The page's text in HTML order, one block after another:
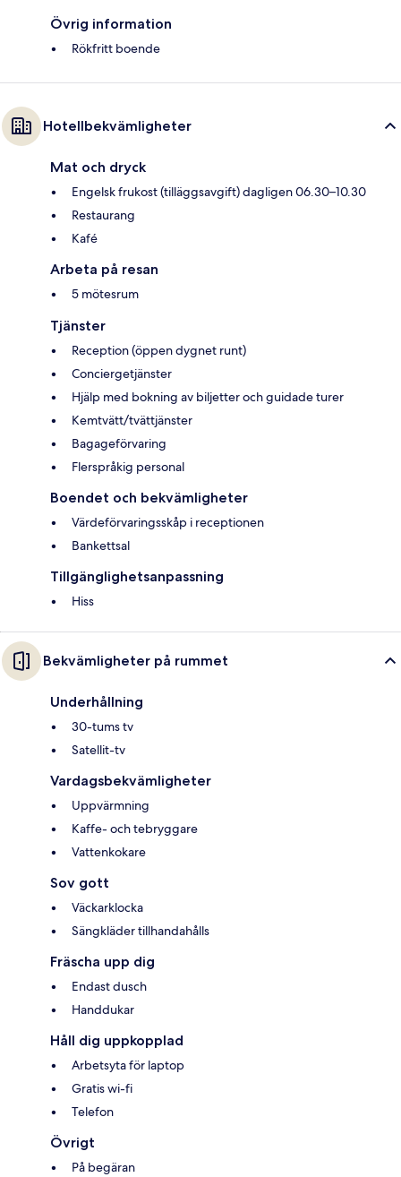
Övrig information
Rökfritt boende
Hotellbekvämligheter
Mat och dryck
Engelsk frukost (tilläggsavgift) dagligen 06.30–10.30
Restaurang
Kafé
Arbeta på resan
5 mötesrum
Tjänster
Reception (öppen dygnet runt)
Conciergetjänster
Hjälp med bokning av biljetter och guidade turer
Kemtvätt/tvättjänster
Bagageförvaring
Flerspråkig personal
Boendet och bekvämligheter
Värdeförvaringsskåp i receptionen
Bankettsal
Tillgänglighetsanpassning
Hiss
Bekvämligheter på rummet
Underhållning
30-tums tv
Satellit-tv
Vardagsbekvämligheter
Uppvärmning
Kaffe- och tebryggare
Vattenkokare
Sov gott
Väckarklocka
Sängkläder tillhandahålls
Fräscha upp dig
Endast dusch
Handdukar
Håll dig uppkopplad
Arbetsyta för laptop
Gratis wi-fi
Telefon
Övrigt
På begäran